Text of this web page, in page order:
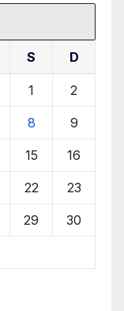
S D
1 2
8 9
15 16
22 23
29 30